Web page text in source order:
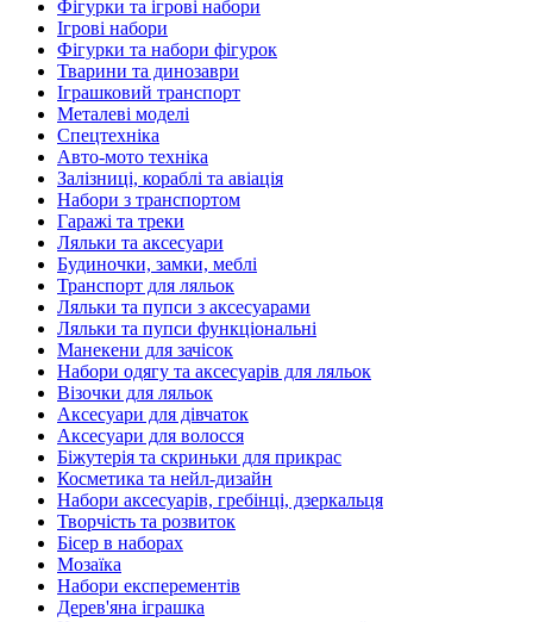
Фігурки та ігрові набори
Ігрові набори
Фігурки та набори фігурок
Тварини та динозаври
Іграшковий транспорт
Металеві моделі
Спецтехніка
Авто-мото техніка
Залізниці, кораблі та авіація
Набори з транспортом
Гаражі та треки
Ляльки та аксесуари
Будиночки, замки, меблі
Транспорт для ляльок
Ляльки та пупси з аксесуарами
Ляльки та пупси функціональні
Манекени для зачісок
Набори одягу та аксесуарів для ляльок
Візочки для ляльок
Аксесуари для дівчаток
Аксесуари для волосся
Біжутерія та скриньки для прикрас
Косметика та нейл-дизайн
Набори аксесуарів, гребінці, дзеркальця
Творчість та розвиток
Бісер в наборах
Мозаїка
Набори експерементів
Дерев'яна іграшка